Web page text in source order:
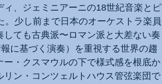
、ジェミニアーニの18世紀音楽とピ
少し前まで日本のオーケストラ楽員
ても古典派〜ロマン派と大差ない奏
に基づく演奏）を重視する世界の趨
・クスマウルの下で様式感を根底か
ン・コンツェルトハウス管弦楽団で